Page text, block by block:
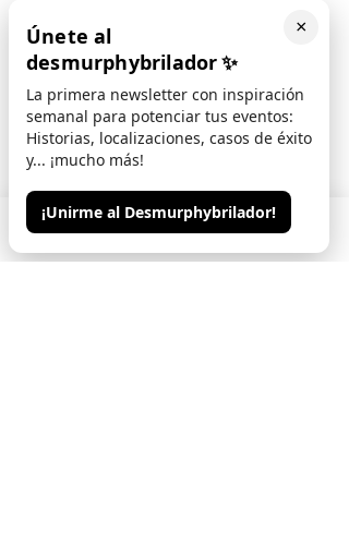
×
Únete al
desmurphybrilador✨
La primera newsletter con inspiración
semanal para potenciar tus eventos:
Historias, localizaciones, casos de éxito
y... ¡mucho más!
¡Unirme al Desmurphybrilador!